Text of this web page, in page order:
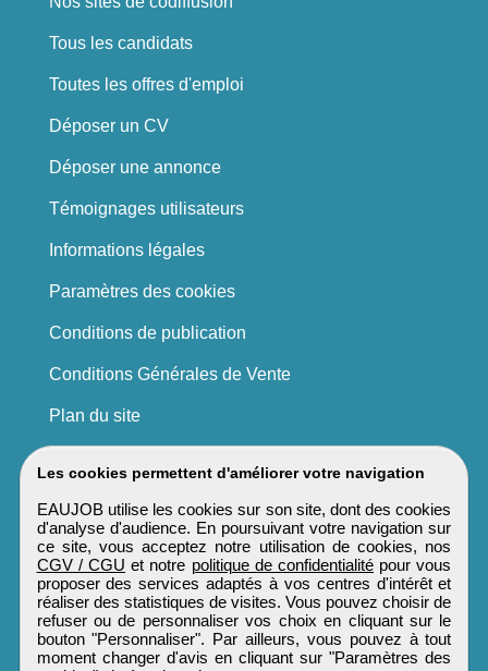
Les cookies permettent d'améliorer votre navigation
EAUJOB utilise les cookies sur son site, dont des cookies
d'analyse d'audience. En poursuivant votre navigation sur
ce site, vous acceptez notre utilisation de cookies, nos
CGV / CGU et notre politique de confidentialité pour vous
proposer des services adaptés à vos centres d'intérêt et
réaliser des statistiques de visites. Vous pouvez choisir de
refuser ou de personnaliser vos choix en cliquant sur le
bouton "Personnaliser". Par ailleurs, vous pouvez à tout
moment changer d'avis en cliquant sur "Paramètres des
Tous les candidats
Toutes les offres d'emploi
Déposer un CV
Déposer une annonce
Témoignages utilisateurs
Informations légales
Paramètres des cookies
Conditions de publication
Conditions Générales de Vente
Plan du site